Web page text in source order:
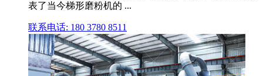
表了当今梯形磨粉机的 ...
联系电话: 180 3780 8511